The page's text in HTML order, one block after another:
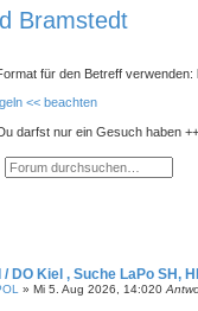
Bramstedt
für den Betreff verwenden:
<< beachten
darfst nur ein Gesuch haben
E
DO Kiel , Suche LaPo SH,
» Mi 5. Aug 2026, 14:020